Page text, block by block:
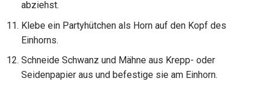
abziehst.
Klebe ein Partyhütchen als Horn auf den Kopf des
Einhorns.
Schneide Schwanz und Mähne aus Krepp- oder
Seidenpapier aus und befestige sie am Einhorn.